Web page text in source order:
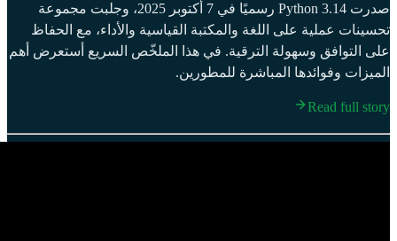
صدرت Python 3.14 رسميًا في 7 أكتوبر 2025، وجلبت مجموعة
تحسينات عملية على اللغة والمكتبة القياسية والأداء، مع الحفاظ
على التوافق وسهولة الترقية. في هذا الملخّص السريع أستعرض أهم
الميزات وفوائدها المباشرة للمطورين.
Read full story